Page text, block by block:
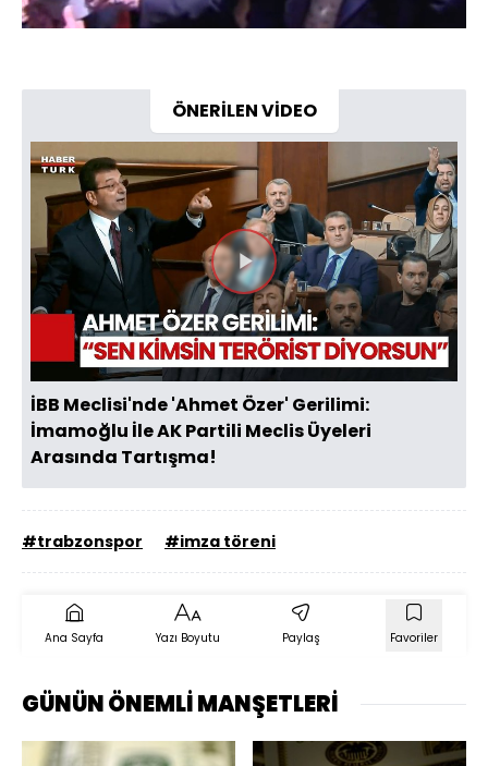
Sesi
Aç
720
Oynatma
Hızı
ÖNERİLEN VİDEO
Videoyu
Oynat
İBB Meclisi'nde 'Ahmet Özer' Gerilimi:
İmamoğlu İle AK Partili Meclis Üyeleri
Arasında Tartışma!
#trabzonspor #imza töreni
Ana Sayfa Yazı Boyutu Paylaş Favoriler
GÜNÜN ÖNEMLİ MANŞETLERİ